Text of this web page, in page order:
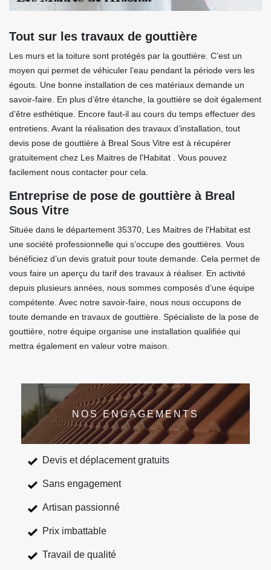
Tout sur les travaux de gouttière
Les murs et la toiture sont protégés par la gouttière. C’est un
moyen qui permet de véhiculer l’eau pendant la période vers les
égouts. Une bonne installation de ces matériaux demande un
savoir-faire. En plus d’être étanche, la gouttière se doit également
d’être esthétique. Encore faut-il au cours du temps effectuer des
entretiens. Avant la réalisation des travaux d’installation, tout
devis pose de gouttière à Breal Sous Vitre est à récupérer
gratuitement chez Les Maitres de l'Habitat . Vous pouvez
facilement nous contacter pour cela.
Entreprise de pose de gouttière à Breal
Sous Vitre
Située dans le département 35370, Les Maitres de l'Habitat est
une société professionnelle qui s’occupe des gouttières. Vous
bénéficiez d’un devis gratuit pour toute demande. Cela permet de
vous faire un aperçu du tarif des travaux à réaliser. En activité
depuis plusieurs années, nous sommes composés d’une équipe
compétente. Avec notre savoir-faire, nous nous occupons de
toute demande en travaux de gouttière. Spécialiste de la pose de
gouttière, notre équipe organise une installation qualifiée qui
mettra également en valeur votre maison.
NOS ENGAGEMENTS
Devis et déplacement gratuits
Sans engagement
Artisan passionné
Prix imbattable
Travail de qualité